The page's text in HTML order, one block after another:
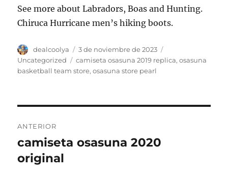
See more about Labradors, Boas and Hunting.
Chiruca Hurricane men’s hiking boots.
Autor
dealcoolya
Publicado
el
3 de noviembre de 2023
Uncategorized
Etiquetas
camiseta osasuna 2019 replica,osasuna
basketball team store,osasuna store pearl
de
entradas
ANTERIOR
Entrada
anterior:
camiseta osasuna 2020
original